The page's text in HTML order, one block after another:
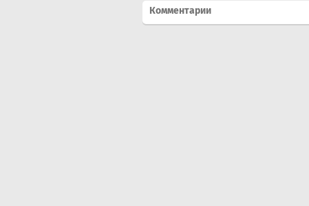
Комментарии